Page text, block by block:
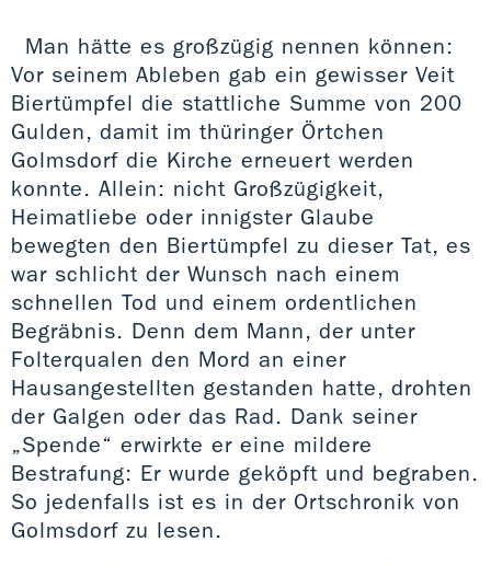
Man hätte es großzügig nennen können:
Vor seinem Ableben gab ein gewisser Veit
Biertümpfel die stattliche Summe von 200
Gulden, damit im thüringer Örtchen
Golmsdorf die Kirche erneuert werden
konnte. Allein: nicht Großzügigkeit,
Heimatliebe oder innigster Glaube
bewegten den Biertümpfel zu dieser Tat, es
war schlicht der Wunsch nach einem
schnellen Tod und einem ordentlichen
Begräbnis. Denn dem Mann, der unter
Folterqualen den Mord an einer
Hausangestellten gestanden hatte, drohten
der Galgen oder das Rad. Dank seiner
„Spende“ erwirkte er eine mildere
Bestrafung: Er wurde geköpft und begraben.
So jedenfalls ist es in der Ortschronik von
Golmsdorf zu lesen.